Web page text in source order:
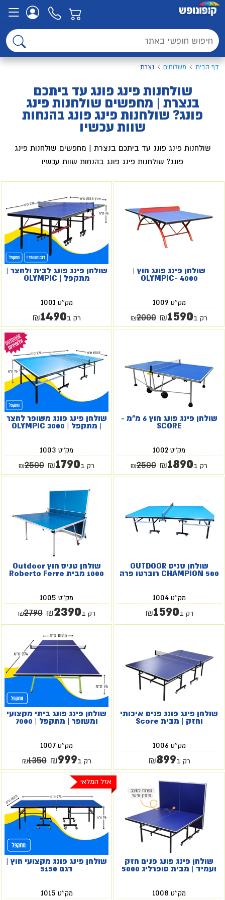
דף הבית משלוחים נצרת
שולחנות פינג פונג עד ביתכם
בנצרת | מחפשים שולחנות פינג
פונג? שולחנות פינג פונג בהנחות
שוות עכשיו
שולחנות פינג פונג עד ביתכם בנצרת | מחפשים שולחנות פינג
פונג? שולחנות פינג פונג בהנחות שוות עכשיו
שולחן פינג פונג חוץ |
OLYMPIC- 4000
מק''ט 1009
רק ב ₪1590
₪2000
שולחן פינג פונג לבית ולחצר |
מתקפל | OLYMPIC
מק''ט 1001
רק ב ₪1490
שולחן פינג פונג חוץ 6 מ"מ -
SCORE
מק''ט 1002
רק ב ₪1890
₪2500
שולחן פינג פונג משופר לחצר
| מתקפל | OLYMPIC 3000
מק''ט 1003
רק ב ₪1790
₪2500
שולחן טניס OUTDOOR
CHAMPION 500 רוברטו פרה
מק''ט1004
רק ב ₪1590
שולחן טניס חוץ Outdoor
1000 מבית Roberto Ferre
מק''ט 1005
רק ב ₪2390
₪2790
שולחן פינג פונג פנים איכותי
וחזק | מבית Score
מק''ט 1006
רק ב ₪899
שולחן פינג פונג ביתי מקצועי
ומשופר | מתקפל | 7000
מק''ט 1007
רק ב ₪999
₪1350
שולחן פינג פונג פנים חזק
ועמיד | מבית סופרליג 5000
מק''ט 1008
אזל המלאי
שולחן פינג פונג מקצועי חוץ |
דגם 5150
מק''ט 1015